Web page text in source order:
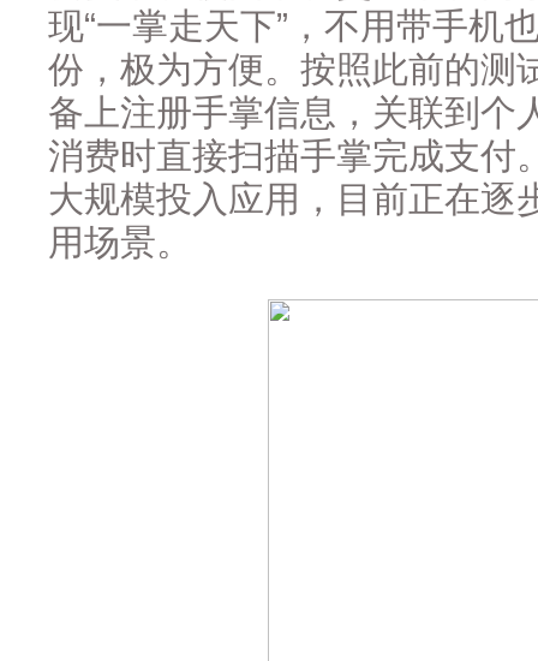
现“一掌走天下”，不用带手机
份，极为方便。按照此前的测
备上注册手掌信息，关联到个
消费时直接扫描手掌完成支付
大规模投入应用，目前正在逐
用场景。